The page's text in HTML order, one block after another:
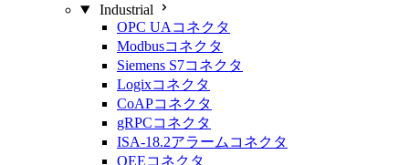
Industrial
OPC UAコネクタ
Modbusコネクタ
Siemens S7コネクタ
Logixコネクタ
CoAPコネクタ
gRPCコネクタ
ISA-18.2アラームコネクタ
OEEコネクタ